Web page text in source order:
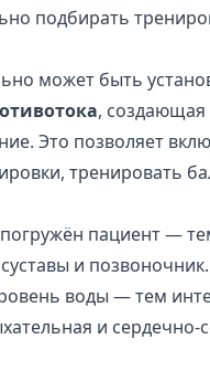
подбирать
может быть
, создающая
Это позволяет
тренировать
пациент —
и позвоночник.
воды — тем
и сердечно-